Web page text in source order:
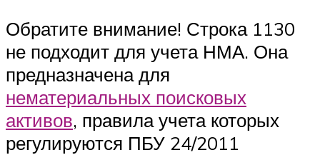
Обратите внимание! Строка 1130
не подходит для учета НМА. Она
предназначена для
нематериальных поисковых
активов, правила учета которых
регулируются ПБУ 24/2011